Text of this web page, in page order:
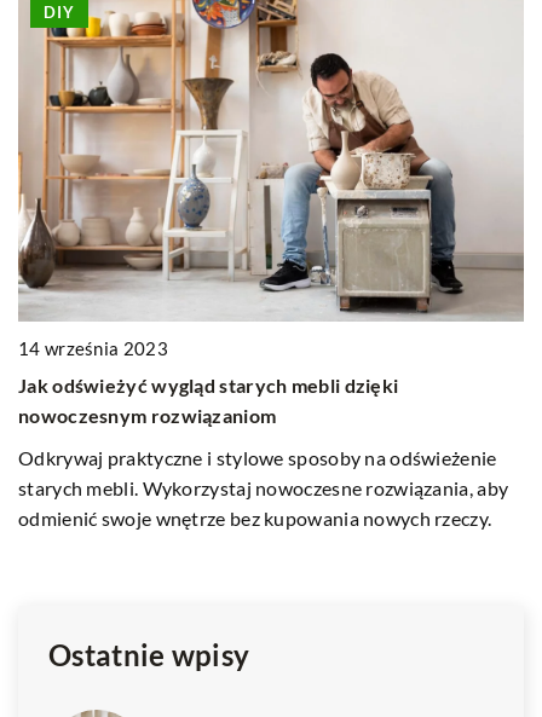
DEKORACJE TEKSTYLIA
15 stycznia 2026
Jak wybrać idealny stół do salonu w stylu
skandynawskim?
Odkryj, jakie cechy powinien mieć stół, by harmonijnie
wkomponować się w skandynawski styl Twojego salonu.
Zainspiruj się trendami i dowiedz się, na co zwrócić uwagę
Ostatnie wpisy